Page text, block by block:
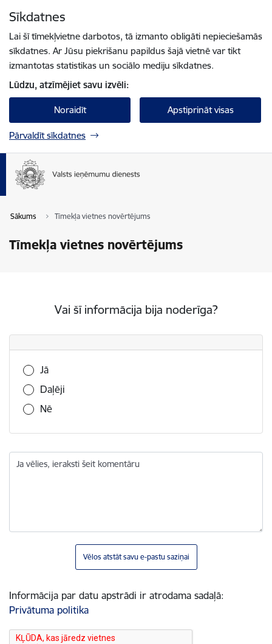
Sīkdatnes
Lai šī tīmekļvietne darbotos, tā izmanto obligāti nepieciešamās
sīkdatnes. Ar Jūsu piekrišanu papildus šajā vietnē var tikt
izmantotas statistikas un sociālo mediju sīkdatnes.
Lūdzu, atzīmējiet savu izvēli:
Noraidīt Apstiprināt visas
Pārvaldīt sīkdatnes
Sākums Tīmekļa vietnes novērtējums
Tīmekļa vietnes novērtējums
Vai šī informācija bija noderīga?
Vai šī informācija bija noderīga?
Jā
Daļēji
Nē
Ja vēlies, ieraksti šeit komentāru
Vēlos atstāt savu e-pastu saziņai
Informācija par datu apstrādi ir atrodama sadaļā:
Privātuma politika